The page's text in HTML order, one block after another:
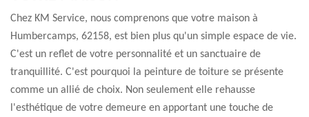
Chez KM Service, nous comprenons que votre maison à
Humbercamps, 62158, est bien plus qu'un simple espace de vie.
C'est un reflet de votre personnalité et un sanctuaire de
tranquillité. C'est pourquoi la peinture de toiture se présente
comme un allié de choix. Non seulement elle rehausse
l'esthétique de votre demeure en apportant une touche de